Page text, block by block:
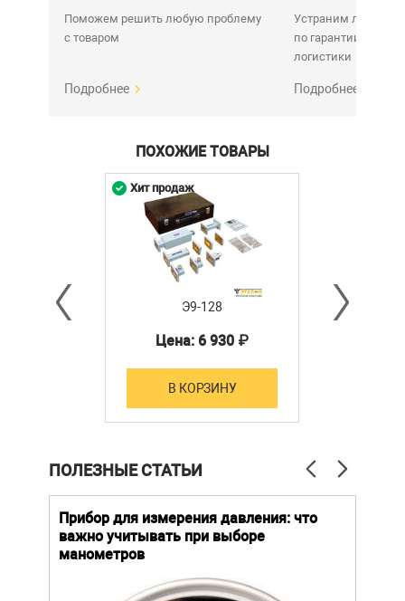
Поможем решить любую проблему
с товаром
Подробнее
Устраним любую
по гарантии. Срок
логистики
Подробнее
ПОХОЖИЕ ТОВАРЫ
Э9-128
Цена: 6 930 ₽
В КОРЗИНУ
Хит продаж
ПОЛЕЗНЫЕ СТАТЬИ
Прибор для измерения давления: что
важно учитывать при выборе
манометров